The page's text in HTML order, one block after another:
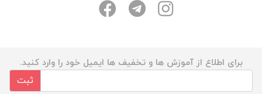
برای اطلاع از آموزش ها و تخفیف ها ایمیل خود را وارد کنید.
ثبت